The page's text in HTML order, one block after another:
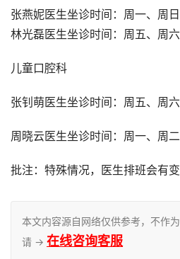
张燕妮医生坐诊时间：周一、周日
林光磊医生坐诊时间：周五、周六
儿童口腔科
张钊萌医生坐诊时间：周五、周六
周晓云医生坐诊时间：周一、周
批注：特殊情况，医生排班会有
本文内容源自网络仅供参考，不作
请 → 在线咨询客服